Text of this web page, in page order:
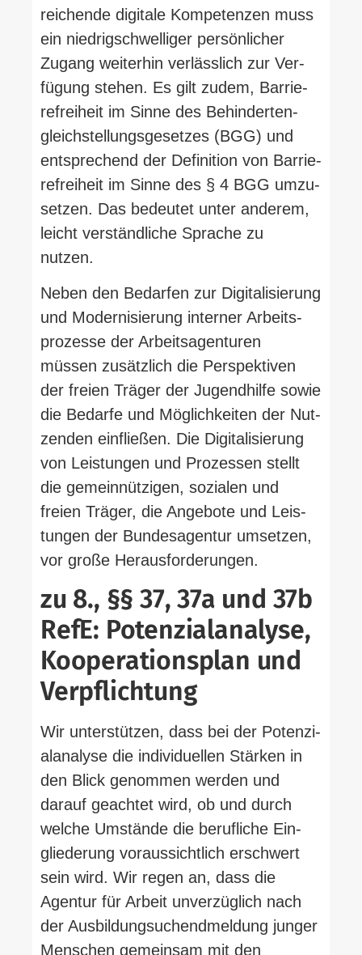
rei­chende digitale Kom­pe­tenzen muss
ein nied­rig­schwel­liger per­sön­licher
Zugang wei­terhin ver­lässlich zur Ver­
fügung stehen. Es gilt zudem, Bar­rie­
re­freiheit im Sinne des Behin­der­ten­
gleich­stel­lungs­ge­setzes (BGG) und
ent­spre­chend der Defi­nition von Bar­rie­
re­freiheit im Sinne des § 4 BGG umzu­
setzen. Das bedeutet unter anderem,
leicht ver­ständ­liche Sprache zu
nutzen.
Neben den Bedarfen zur Digi­ta­li­sierung
und Moder­ni­sierung interner Arbeits­
pro­zesse der Arbeits­agen­turen
müssen zusätzlich die Per­spek­tiven
der freien Träger der Jugend­hilfe sowie
die Bedarfe und Mög­lich­keiten der Nut­
zenden ein­fließen. Die Digi­ta­li­sierung
von Leis­tungen und Pro­zessen stellt
die gemein­nüt­zigen, sozialen und
freien Träger, die Angebote und Leis­
tungen der Bun­des­agentur umsetzen,
vor große Herausforderungen.
zu 8., §§ 37, 37a und 37b
RefE: Poten­zi­al­analyse,
Koope­ra­ti­onsplan und
Verpflichtung
Wir unter­stützen, dass bei der Poten­zi­
al­analyse die indi­vi­du­ellen Stärken in
den Blick genommen werden und
darauf geachtet wird, ob und durch
welche Umstände die beruf­liche Ein­
glie­derung vor­aus­sichtlich erschwert
sein wird. Wir regen an, dass die
Agentur für Arbeit unver­züglich nach
der Aus­bil­dung­s­u­chend­meldung junger
Men­schen gemeinsam mit den